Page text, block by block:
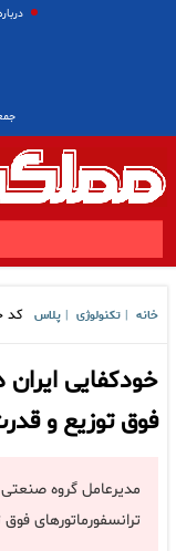
جمعه ۱۶
خانه تکنولوژی پلاس کد
خودکفایی ایران
فوق توزیع و
مدیرعامل گروه
ترانسفورماتورهای